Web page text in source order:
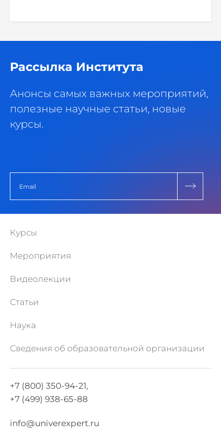
Рассылка Института
Анонсы самых важных мероприятий,
полезные научные статьи, новые
курсы.
Курсы
Мероприятия
Видеолекции
Статьи
Наука
Сведения об образовательной организации
+7 (800) 350-94-21,
+7 (499) 938-65-88
info@univerexpert.ru